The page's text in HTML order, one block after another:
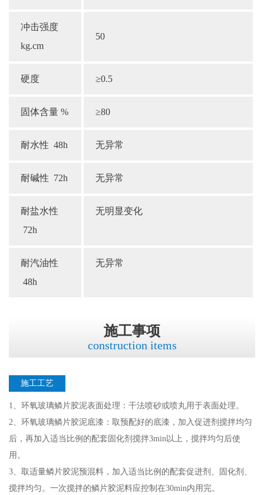
冲击强度
kg.cm
50
硬度 ≥0.5
固体含量 % ≥80
耐水性 48h 无异常
耐碱性 72h 无异常
耐盐水性
72h
无明显变化
耐汽油性
48h
无异常
施工事项
construction items
施工工艺
1、环氧玻璃鳞片胶泥表面处理：干法喷砂或喷丸用于表面处理。
2、环氧玻璃鳞片胶泥底漆：取预配好的底漆，加入促进剂搅拌均匀
后，再加入适当比例的配套固化剂搅拌3min以上，搅拌均匀后使
用。
3、取适量鳞片胶泥预混料，加入适当比例的配套促进剂、固化剂、
搅拌均匀。一次搅拌的鳞片胶泥料应控制在30min内用完。